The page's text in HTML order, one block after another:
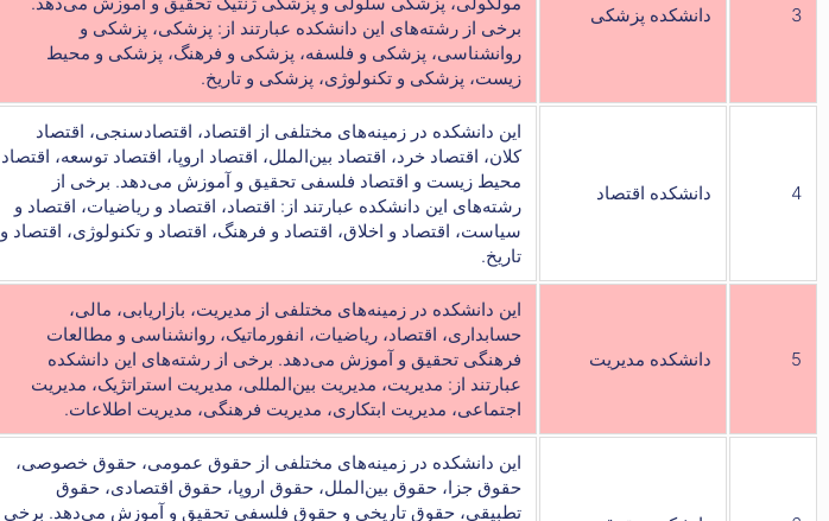
3 دانشکده پزشکی
برخی از رشته‌های این دانشکده عبارتند از: پزشکی، پزشکی و
روانشناسی، پزشکی و فلسفه، پزشکی و فرهنگ، پزشکی و محیط
زیست، پزشکی و تکنولوژی، پزشکی و تاریخ.
4 دانشکده اقتصاد
این دانشکده در زمینه‌های مختلفی از اقتصاد، اقتصادسنجی، اقتصاد
کلان، اقتصاد خرد، اقتصاد بین‌الملل، اقتصاد اروپا، اقتصاد توسعه، اقتصاد
محیط زیست و اقتصاد فلسفی تحقیق و آموزش می‌دهد. برخی از
رشته‌های این دانشکده عبارتند از: اقتصاد، اقتصاد و ریاضیات، اقتصاد و
سیاست، اقتصاد و اخلاق، اقتصاد و فرهنگ، اقتصاد و تکنولوژی، اقتصاد و
تاریخ.
5 دانشکده مدیریت
این دانشکده در زمینه‌های مختلفی از مدیریت، بازاریابی، مالی،
حسابداری، اقتصاد، ریاضیات، انفورماتیک، روانشناسی و مطالعات
فرهنگی تحقیق و آموزش می‌دهد. برخی از رشته‌های این دانشکده
عبارتند از: مدیریت، مدیریت بین‌المللی، مدیریت استراتژیک، مدیریت
اجتماعی، مدیریت ابتکاری، مدیریت فرهنگی، مدیریت اطلاعات.
این دانشکده در زمینه‌های مختلفی از حقوق عمومی، حقوق خصوصی،
حقوق جزا، حقوق بین‌الملل، حقوق اروپا، حقوق اقتصادی، حقوق
تطبیقی، حقوق تاریخی و حقوق فلسفی تحقیق و آموزش می‌دهد. برخی